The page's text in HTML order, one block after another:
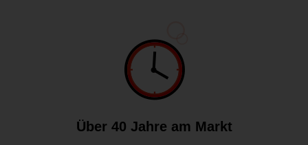
Über 40 Jahre am Markt